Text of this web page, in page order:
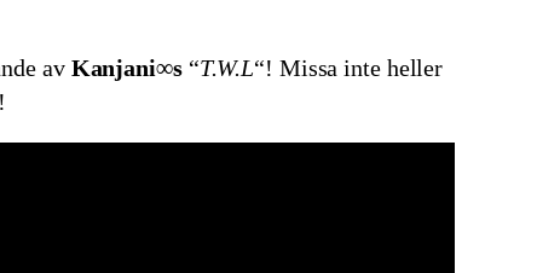
av Kanjani∞s“T.W.L“! Missa inte heller